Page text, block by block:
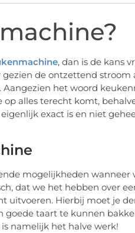
, dan is de kans
de ontzettend
het woord
alles terecht komt,
exact is en niet
mogelijkheden wanneer
dat we het hebben over
uitvoeren. Hierbij moet je
taart te kunnen
namelijk het halve werk!